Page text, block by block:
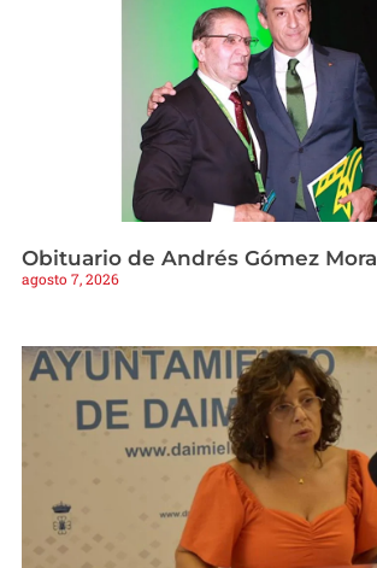
Obituario de Andrés Gómez Mora
agosto 7, 2026